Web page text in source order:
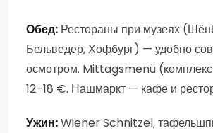
Обед: Рестораны при музеях
Бельведер, Хофбург) — удобно
осмотром. Mittagsmenü
12–18 €. Нашмаркт — кафе и
Ужин:Wiener Schnitzel,